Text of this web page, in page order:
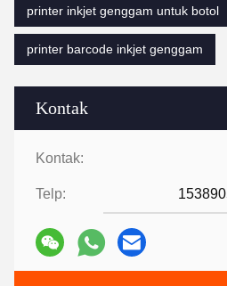
Kontak
Kontak:
Telp:
printer inkjet genggam untuk botol
printer barcode inkjet genggam